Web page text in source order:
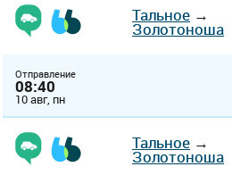
Тальное →
Золотоноша
Отправление
08:40
10 авг, пн
Тальное →
Золотоноша